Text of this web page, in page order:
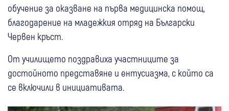
обучение за оказване на първа медицинска помощ,
благодарение на младежкия отряд на Български
Червен кръст.
От училището поздравиха участниците за
достойното представяне и ентусиазма, с който са
се включили в инициативата.